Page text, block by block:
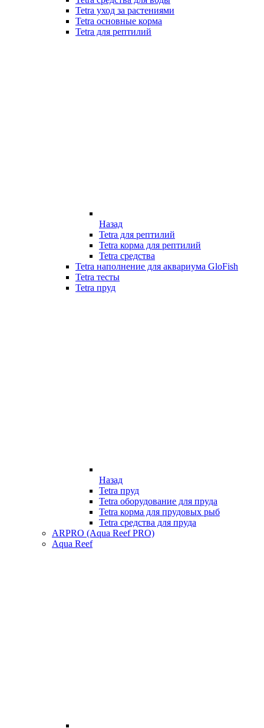
Tetra уход за растениями
Tetra основные корма
Tetra для рептилий
Назад
Tetra для рептилий
Tetra корма для рептилий
Tetra средства
Tetra наполнение для аквариума GloFish
Tetra тесты
Tetra пруд
Назад
Tetra пруд
Tetra оборудование для пруда
Tetra корма для прудовых рыб
Tetra средства для пруда
ARPRO (Aqua Reef PRO)
Aqua Reef